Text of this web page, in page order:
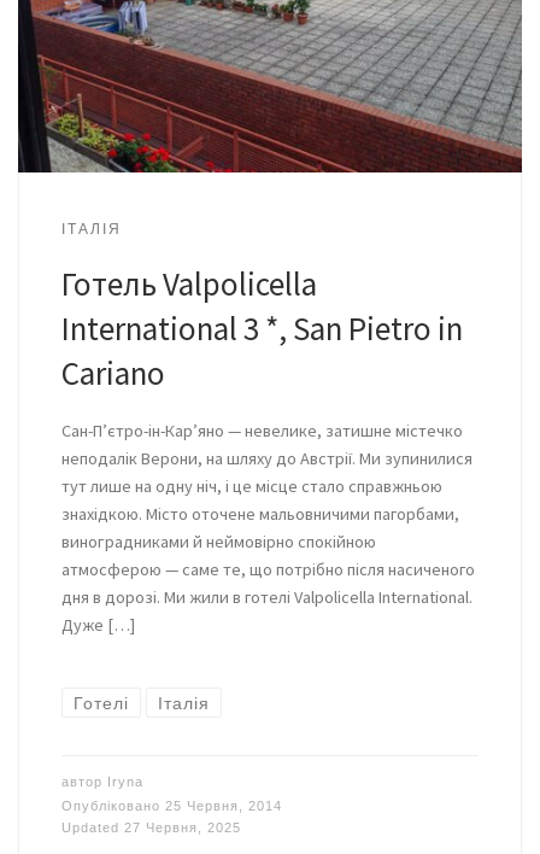
ІТАЛІЯ
Готель Valpolicella
International 3 *, San Pietro in
Cariano
Сан-П’єтро-ін-Кар’яно — невелике, затишне містечко
неподалік Верони, на шляху до Австрії. Ми зупинилися
тут лише на одну ніч, і це місце стало справжньою
знахідкою. Місто оточене мальовничими пагорбами,
виноградниками й неймовірно спокійною
атмосферою — саме те, що потрібно після насиченого
дня в дорозі. Ми жили в готелі Valpolicella International.
Дуже […]
Готелі Італія
автор
Iryna
Опубліковано 25 Червня, 2014
Updated 27 Червня, 2025